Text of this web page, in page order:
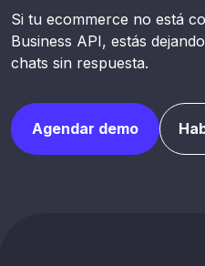
Si tu ecommerce no está
Business API, estás
chats sin respuesta.
Agendar demo